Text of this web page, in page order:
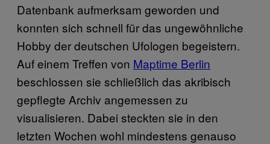
Datenbank aufmerksam geworden und
konnten sich schnell für das ungewöhnliche
Hobby der deutschen Ufologen begeistern.
Auf einem Treffen von Maptime Berlin
beschlossen sie schließlich das akribisch
gepflegte Archiv angemessen zu
visualisieren. Dabei steckten sie in den
letzten Wochen wohl mindestens genauso